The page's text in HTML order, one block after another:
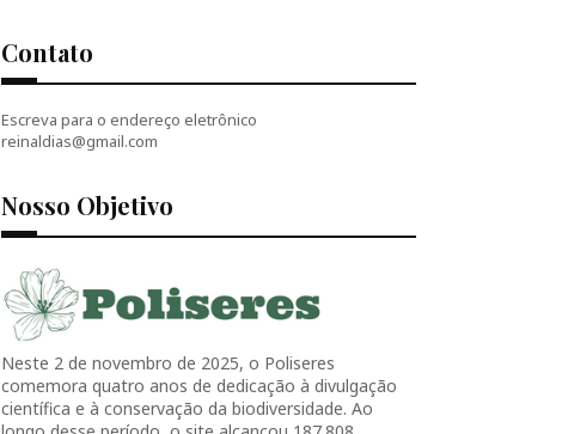
Contato
Escreva para o endereço eletrônico
reinaldias@gmail.com
Nosso Objetivo
Neste 2 de novembro de 2025, o Poliseres
comemora quatro anos de dedicação à divulgação
científica e à conservação da biodiversidade. Ao